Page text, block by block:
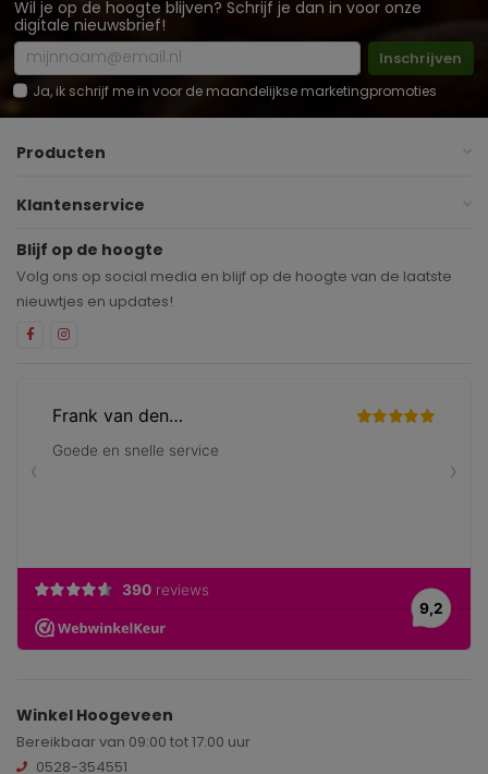
Wil je op de hoogte blijven? Schrijf je dan in voor onze
digitale nieuwsbrief!
Inschrijven
Ja, ik schrijf me in voor de maandelijkse marketingpromoties
Producten
Klantenservice
Blijf op de hoogte
Volg ons op social media en blijf op de hoogte van de laatste
nieuwtjes en updates!
Winkel Hoogeveen
Bereikbaar van 09:00 tot 17:00 uur
0528-354551